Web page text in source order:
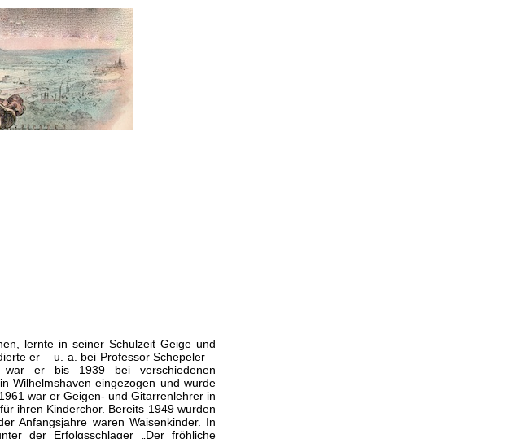
lernte in seiner Schulzeit Geige und
er – u. a. bei Professor Schepeler –
war er bis 1939 bei verschiedenen
Wilhelmshaven eingezogen und wurde
war er Geigen- und Gitarrenlehrer in
ihren Kinderchor. Bereits 1949 wurden
Anfangsjahre waren Waisenkinder. In
der Erfolgsschlager „Der fröhliche